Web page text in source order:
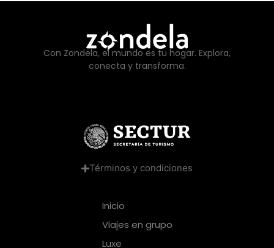
Con Zondela, el mundo es tu hogar. Explora,
conecta y transforma.
Términos y condiciones
Inicio
Viajes en grupo
Luxe